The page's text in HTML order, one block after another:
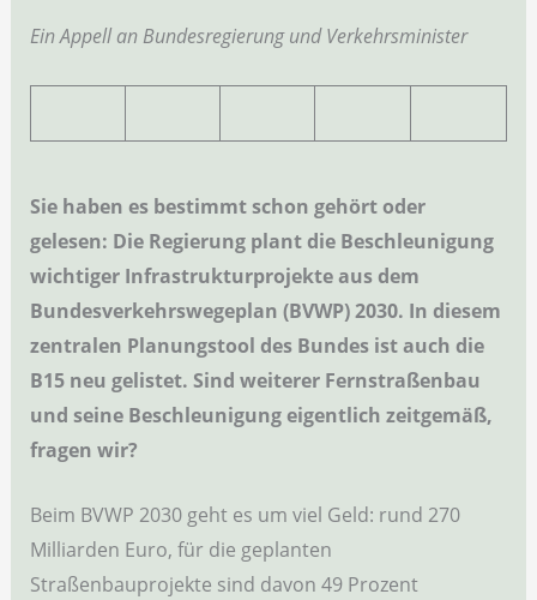
Ein Appell an Bundesregierung und Verkehrsminister
Sie haben es bestimmtschon gehört oder
gelesen: Die Regierung plant die Beschleunigung
wichtiger Infrastrukturprojekte aus dem
Bundesverkehrswegeplan (BVWP) 2030. In diesem
zentralen Planungstool des Bundes ist auch die
B15 neu gelistet. Sind weiterer Fernstraßenbau
und seine Beschleunigung eigentlich zeitgemäß,
fragen wir?
Beim BVWP 2030 geht es um viel Geld: rund 270
Milliarden Euro, für die geplanten
Straßenbauprojekte sind davon 49 Prozent